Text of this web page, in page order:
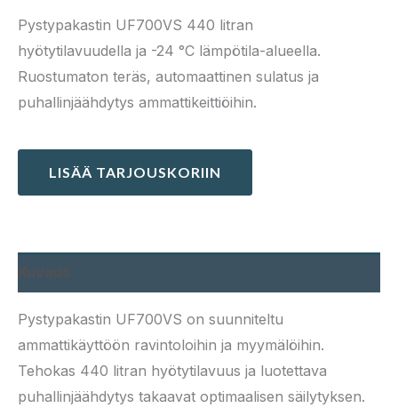
Pystypakastin UF700VS 440 litran
hyötytilavuudella ja -24 °C lämpötila-alueella.
Ruostumaton teräs, automaattinen sulatus ja
puhallinjäähdytys ammattikeittiöihin.
LISÄÄ TARJOUSKORIIN
Pystypakastin UF700VS on suunniteltu
ammattikäyttöön ravintoloihin ja myymälöihin.
Tehokas 440 litran hyötytilavuus ja luotettava
puhallinjäähdytys takaavat optimaalisen säilytyksen.